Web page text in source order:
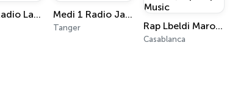
Medi 1 Radio Latino Medi 1 Radio Jazz
Tanger Rap Lbeldi Maroc | Hip Hop Music
Casablanca